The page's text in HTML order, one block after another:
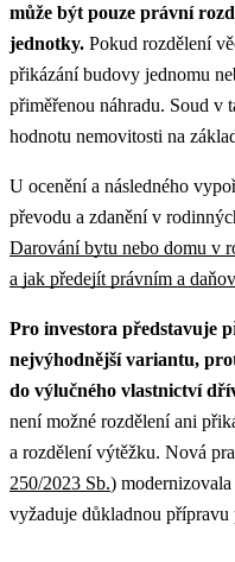
může být pouze právní
jednotky. Pokud rozdělení
přikázání budovy jednomu
přiměřenou náhradu. Soud v
hodnotu nemovitosti na
U ocenění a následného
převodu a zdanění v
Darování bytu nebo domu v
a jak předejít právním a
Pro investora představuje
nejvýhodnější variantu,
do výlučného vlastnictví
není možné rozdělení ani
a rozdělení výtěžku. Nová
250/2023 Sb.)
vyžaduje důkladnou přípravu